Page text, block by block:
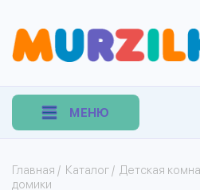
МЕНЮ
Главная / Каталог / Детская
домики